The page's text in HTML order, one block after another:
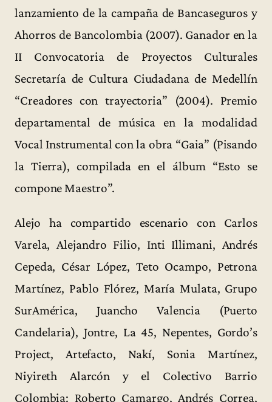
lanzamiento de la campaña de Bancaseguros y
Ahorros de Bancolombia (2007). Ganador en la
II Convocatoria de Proyectos Culturales
Secretaría de Cultura Ciudadana de Medellín
“Creadores con trayectoria” (2004). Premio
departamental de música en la modalidad
Vocal Instrumental con la obra “Gaia” (Pisando
la Tierra), compilada en el álbum “Esto se
compone Maestro”.
Alejo ha compartido escenario con Carlos
Varela, Alejandro Filio, Inti Illimani, Andrés
Cepeda, César López, Teto Ocampo, Petrona
Martínez, Pablo Flórez, María Mulata, Grupo
SurAmérica, Juancho Valencia (Puerto
Candelaria), Jontre, La 45, Nepentes, Gordo’s
Project, Artefacto, Nakí, Sonia Martínez,
Niyireth Alarcón y el Colectivo Barrio
Colombia: Roberto Camargo, Andrés Correa,